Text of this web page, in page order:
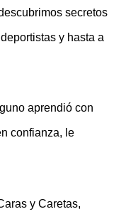
secretos
y hasta a
aprendió con
confianza, le
y Caretas,